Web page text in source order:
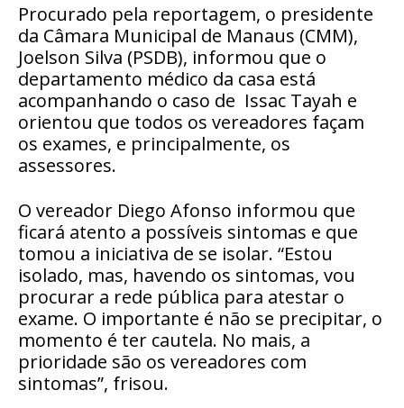
Procurado pela reportagem, o presidente
da Câmara Municipal de Manaus (CMM),
Joelson Silva (PSDB), informou que o
departamento médico da casa está
acompanhando o caso de Issac Tayah e
orientou que todos os vereadores façam
os exames, e principalmente, os
assessores.
O vereador Diego Afonso informou que
ficará atento a possíveis sintomas e que
tomou a iniciativa de se isolar. “Estou
isolado, mas, havendo os sintomas, vou
procurar a rede pública para atestar o
exame. O importante é não se precipitar, o
momento é ter cautela. No mais, a
prioridade são os vereadores com
sintomas”, frisou.